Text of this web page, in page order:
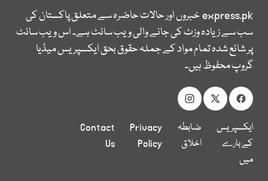
express.pkخبروں اور حالات حاضرہ سے متعلق پاکستان کی
سب سے زیادہ وزٹ کی جانے والی ویب سائٹ ہے۔ اس ویب سائٹ
پر شائع شدہ تمام مواد کے جملہ حقوق بحق ایکسپریس میڈیا
گروپ محفوظ ہیں۔
ایکسپریس
کے بارے
میں
ضابطہ
اخلاق
Privacy
Policy
Contact
Us